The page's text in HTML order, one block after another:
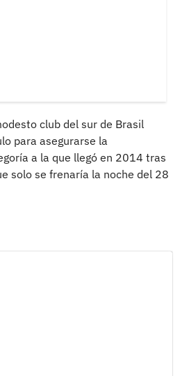
club del sur de Brasil
para asegurarse la
a la que llegó en 2014 tras
solo se frenaría la noche del 28